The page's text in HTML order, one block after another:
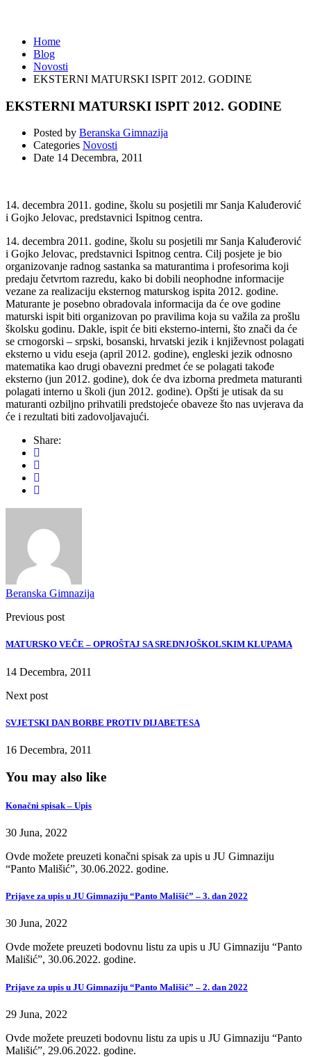
Home
Blog
Novosti
EKSTERNI MATURSKI ISPIT 2012. GODINE
EKSTERNI MATURSKI ISPIT 2012. GODINE
Posted by Beranska Gimnazija
Categories Novosti
Date 14 Decembra, 2011
14. decembra 2011. godine, školu su posjetili mr Sanja Kaluđerović
i Gojko Jelovac, predstavnici Ispitnog centra.
14. decembra 2011. godine, školu su posjetili mr Sanja Kaluđerović
i Gojko Jelovac, predstavnici Ispitnog centra. Cilj posjete je bio
organizovanje radnog sastanka sa maturantima i profesorima koji
predaju četvrtom razredu, kako bi dobili neophodne informacije
vezane za realizaciju eksternog maturskog ispita 2012. godine.
Maturante je posebno obradovala informacija da će ove godine
maturski ispit biti organizovan po pravilima koja su važila za prošlu
školsku godinu. Dakle, ispit će biti eksterno-interni, što znači da će
se crnogorski – srpski, bosanski, hrvatski jezik i književnost polagati
eksterno u vidu eseja (april 2012. godine), engleski jezik odnosno
matematika kao drugi obavezni predmet će se polagati takođe
eksterno (jun 2012. godine), dok će dva izborna predmeta maturanti
polagati interno u školi (jun 2012. godine). Opšti je utisak da su
maturanti ozbiljno prihvatili predstojeće obaveze što nas uvjerava da
će i rezultati biti zadovoljavajući.
Share:
Beranska Gimnazija
Previous post
MATURSKO VEČE – OPROŠTAJ SA SREDNJOŠKOLSKIM KLUPAMA
14 Decembra, 2011
Next post
SVJETSKI DAN BORBE PROTIV DIJABETESA
16 Decembra, 2011
You may also like
Konačni spisak – Upis
30 Juna, 2022
Ovde možete preuzeti konačni spisak za upis u JU Gimnaziju
“Panto Mališić”, 30.06.2022. godine.
Prijave za upis u JU Gimnaziju “Panto Mališić” – 3. dan 2022
30 Juna, 2022
Ovde možete preuzeti bodovnu listu za upis u JU Gimnaziju “Panto
Mališić”, 30.06.2022. godine.
Prijave za upis u JU Gimnaziju “Panto Mališić” – 2. dan 2022
29 Juna, 2022
Ovde možete preuzeti bodovnu listu za upis u JU Gimnaziju “Panto
Mališić”, 29.06.2022. godine.